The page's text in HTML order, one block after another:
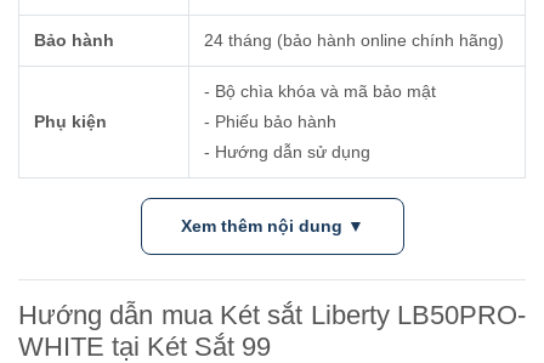
Bảo hành 24 tháng (bảo hành online chính hãng)
Phụ kiện
- Bộ chìa khóa và mã bảo mật
- Phiếu bảo hành
- Hướng dẫn sử dụng
Xem thêm nội dung ▼
Hướng dẫn mua Két sắt Liberty LB50PRO-
WHITE tại Két Sắt 99